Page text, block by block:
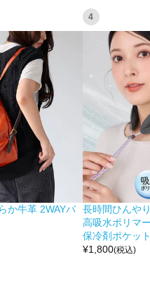
か牛革 2WAYバ
4
長時間ひんや
高吸水ポリマ
保冷剤ポケッ
¥1,800(税込)